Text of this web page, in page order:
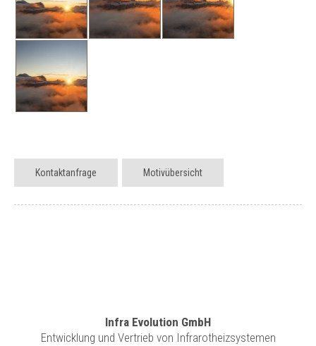
Kontaktanfrage Motivübersicht
Infra Evolution GmbH
Entwicklung und Vertrieb von Infrarotheizsystemen